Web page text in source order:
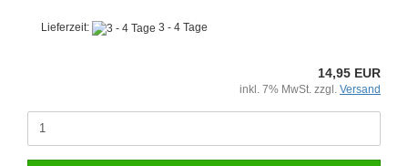
Lieferzeit: 3 - 4 Tage
14,95 EUR
inkl. 7% MwSt. zzgl. Versand